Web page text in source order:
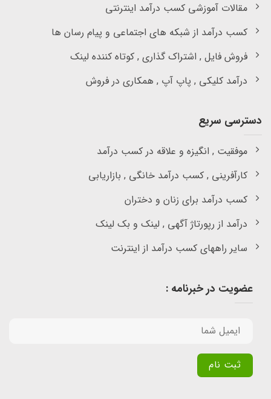
مقالات آموزشی کسب درآمد اینترنتی
کسب درآمد از شبکه های اجتماعی و پیام رسان ها
فروش فایل , اشتراک گذاری , کوتاه کننده لینک
درآمد کلیکی , پاپ آپ , همکاری در فروش
دسترسی سریع
موفقیت , انگیزه و علاقه در کسب درآمد
کارآفرینی , کسب درآمد خانگی , بازاریابی
کسب درآمد برای زنان و دختران
درآمد از رپورتاژ آگهی , لینک و بک لینک
سایر راههای کسب درآمد از اینترنت
عضویت در خبرنامه :